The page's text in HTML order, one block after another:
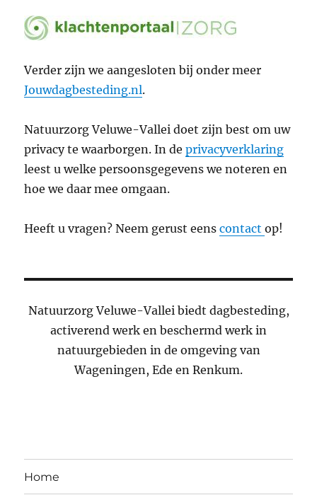
Verder zijn we aangesloten bij onder meer
Jouwdagbesteding.nl.
Natuurzorg Veluwe-Vallei doet zijn best om uw
privacy te waarborgen. In deprivacyverklaring
leest u welke persoonsgegevens we noteren en
hoe we daar mee omgaan.
Heeft u vragen? Neem gerust eenscontactop!
Natuurzorg Veluwe-Vallei biedt dagbesteding,
activerend werk en beschermd werk in
natuurgebieden in de omgeving van
Wageningen, Ede en Renkum.
Home